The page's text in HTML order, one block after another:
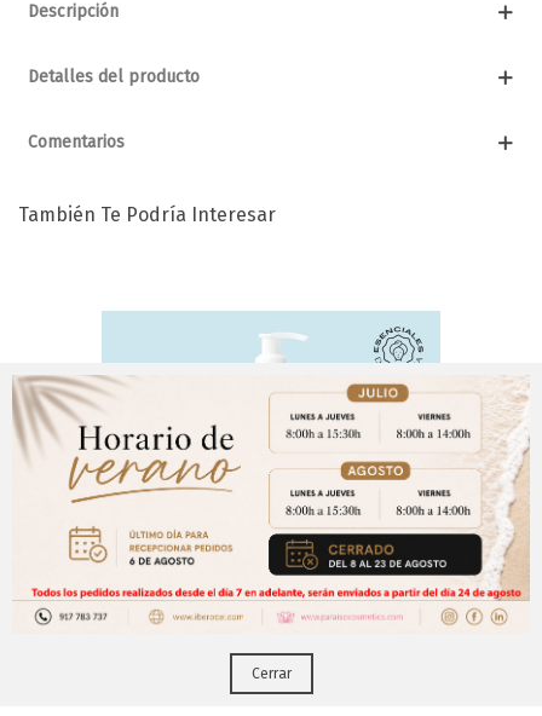
Descripción
Detalles del producto
Comentarios
También Te Podría Interesar
Leche Limpiadora Extracto Menta Y Aceite
De Te(250ml)
Aviso Importante
¡Regístrate para acceder a los precios y realizar
tus pedidos online.!
Puedes hacerlo desdeAqui!
CERRAR
Cerrar